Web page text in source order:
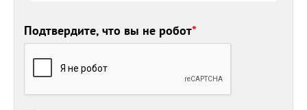
Подтвердите, что вы не робот*